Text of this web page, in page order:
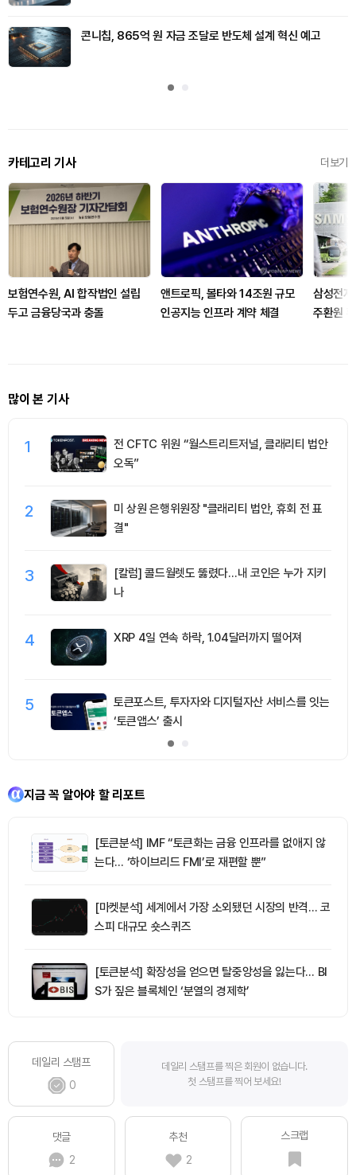
콘니칩, 865억 원 자금 조달로 반도체 설계 혁신 예고
카테고리 기사 더보기
보험연수원, AI 합작법인 설립
두고 금융당국과 충돌
앤트로픽, 볼타와 14조원 규모
인공지능 인프라 계약 체결
삼성전자
주환원
많이 본 기사
1
전 CFTC 위원 “월스트리트저널, 클래리티 법안
오독”
2
미 상원 은행위원장 "클래리티 법안, 휴회 전 표
결"
3
[칼럼] 콜드월렛도 뚫렸다…내 코인은 누가 지키
나
4 XRP 4일 연속 하락, 1.04달러까지 떨어져
5
토큰포스트, 투자자와 디지털자산 서비스를 잇는
‘토큰앱스’ 출시
지금 꼭 알아야 할 리포트
[토큰분석] IMF “토큰화는 금융 인프라를 없애지 않
는다… ‘하이브리드 FMI’로 재편할 뿐”
[마켓분석] 세계에서 가장 소외됐던 시장의 반격… 코
스피 대규모 숏스퀴즈
[토큰분석] 확장성을 얻으면 탈중앙성을 잃는다… BI
S가 짚은 블록체인 ‘분열의 경제학’
데일리 스탬프
0
데일리 스탬프를 찍은 회원이 없습니다.
첫 스탬프를 찍어 보세요!
댓글
2
추천
2
스크랩